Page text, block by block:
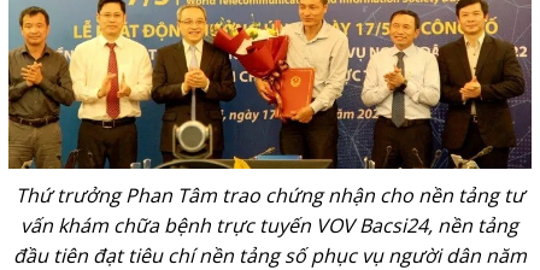
Thứ trưởng Phan Tâm trao chứng nhận cho nền tảng tư
vấn khám chữa bệnh trực tuyến VOV Bacsi24, nền tảng
đầu tiên đạt tiêu chí nền tảng số phục vụ người dân năm